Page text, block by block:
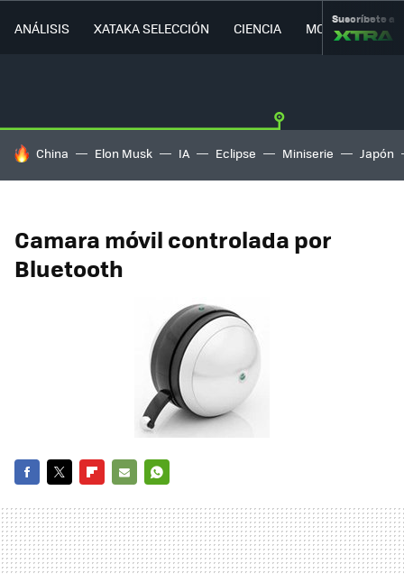
ANÁLISIS XATAKA SELECCIÓN CIENCIA MOVILIDAD
Suscríbete a
HOY SE HABLA DE
China Elon Musk IA Eclipse Miniserie Japón
Camara móvil controlada por
Bluetooth
MAIL